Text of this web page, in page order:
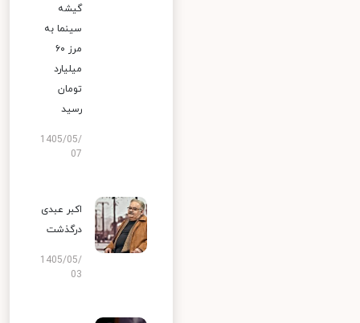
گیشه
سینما به
مرز ۶۰
میلیارد
تومان
رسید
1405/05/
07
اکبر عبدی
درگذشت
1405/05/
03